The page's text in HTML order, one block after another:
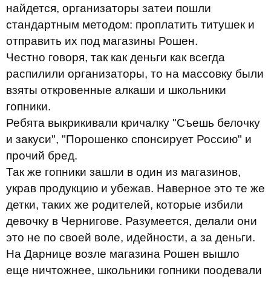
найдется, организаторы затеи пошли
стандартным методом: проплатить титушек и
отправить их под магазины Рошен.
Честно говоря, так как деньги как всегда
распилили организаторы, то на массовку были
взяты откровенные алкаши и школьники
гопники.
Ребята выкрикивали кричалку "Съешь белочку
и закуси", "Порошенко спонсирует Россию" и
прочий бред.
Так же гопники зашли в один из магазинов,
украв продукцию и убежав. Наверное это те же
детки, таких же родителей, которые избили
девочку в Чернигове. Разумеется, делали они
это не по своей воле, идейности, а за деньги.
На Дарнице возле магазина Рошен вышло
еще ничтожнее, школьники гопники поодевали